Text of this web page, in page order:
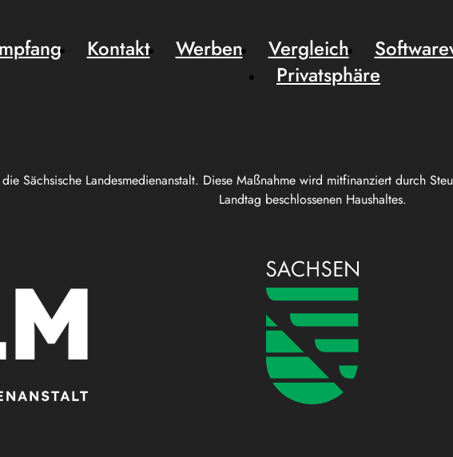
Sächsische Landesmedienanstalt. Diese Maßnahme wird mitfinanziert durch
Landtag beschlossenen Haushaltes.
Kontakt Werben Vergleich
Privatsphäre